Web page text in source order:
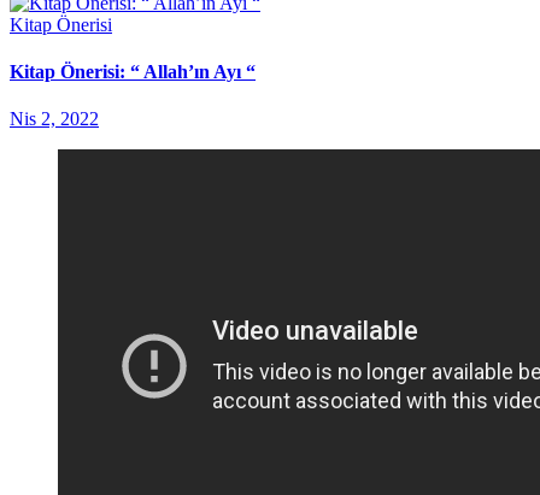
Kitap Önerisi
Kitap Önerisi: “ Allah’ın Ayı “
Nis 2, 2022